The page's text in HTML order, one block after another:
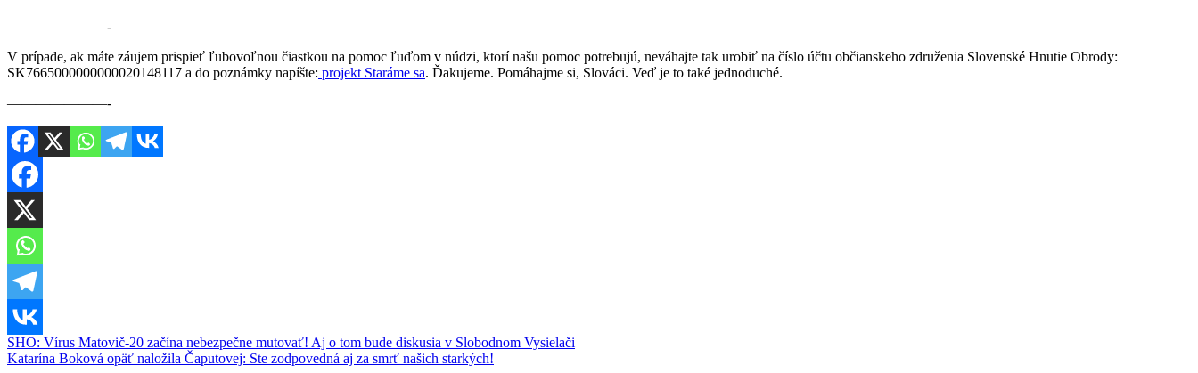
———————-
V prípade, ak máte záujem prispieť ľubovoľnou čiastkou na pomoc ľuďom v núdzi, ktorí našu pomoc potrebujú, neváhajte tak urobiť na číslo účtu občianskeho združenia Slovenské Hnutie Obrody:
SK7665000000000020148117 a do poznámky napíšte: projekt Staráme sa. Ďakujeme. Pomáhajme si, Slováci. Veď je to také jednoduché.
———————-
Navigácia
SHO: Vírus Matovič-20 začína nebezpečne mutovať! Aj o tom bude diskusia v Slobodnom Vysielači
Katarína Boková opäť naložila Čaputovej: Ste zodpovedná aj za smrť našich starkých!